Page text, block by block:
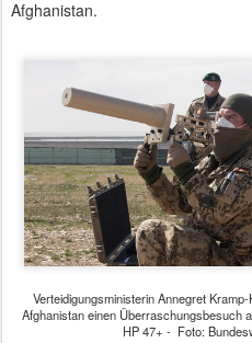
Afghanistan.
Verteidigungsministerin Annegret
Afghanistan einen Überraschungsbesuch
HP 47+ - Foto: